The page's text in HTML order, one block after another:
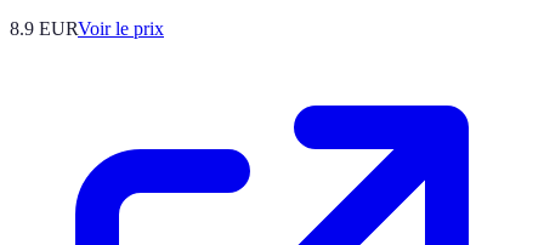
8.9 EURVoir le prix